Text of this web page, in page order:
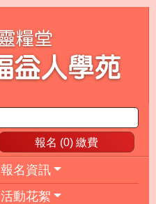
報名 (0) 繳費
報名資訊
活動花絮